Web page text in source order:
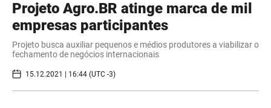
Projeto Agro.BR atinge marca de mil
empresas participantes
Projeto busca auxiliar pequenos e médios produtores a viabilizar o
fechamento de negócios internacionais
15.12.2021 | 16:44 (UTC -3)